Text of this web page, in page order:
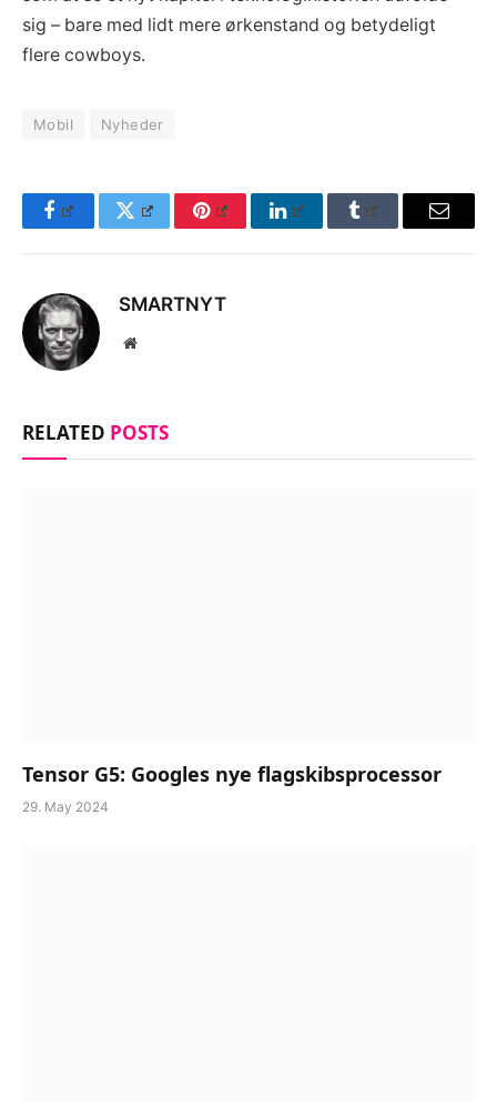
sig – bare med lidt mere ørkenstand og betydeligt
flere cowboys.
Mobil Nyheder
FacebookTwitter Pinterest LinkedInTumblr Email
SMARTNYT
Website
RELATED POSTS
Tensor G5: Googles nye flagskibsprocessor
29. May 2024